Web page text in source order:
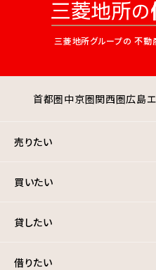
三菱地所グループの 不動
首都圏中京圏関西圏広島
売りたい
買いたい
貸したい
借りたい